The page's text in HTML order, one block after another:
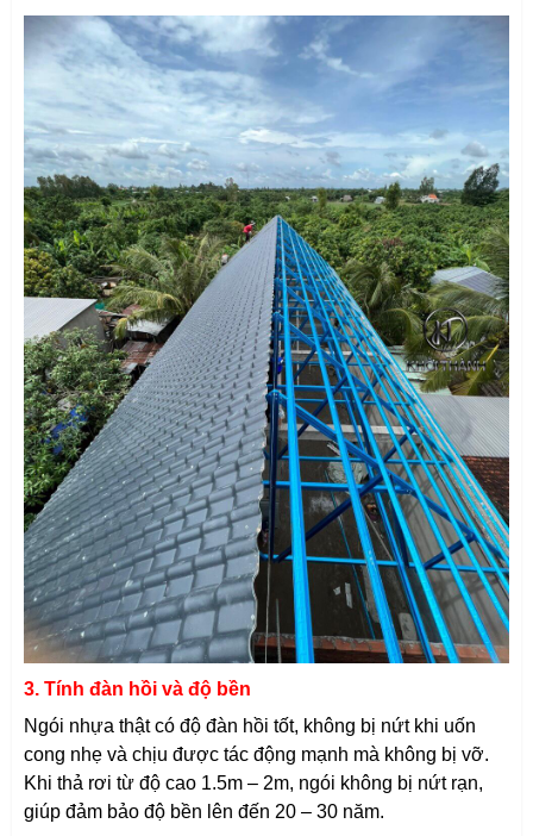
3. Tính đàn hồi và độ bền
Ngói nhựa thật có độ đàn hồi tốt, không bị nứt khi uốn
cong nhẹ và chịu được tác động mạnh mà không bị vỡ.
Khi thả rơi từ độ cao 1.5m – 2m, ngói không bị nứt rạn,
giúp đảm bảo độ bền lên đến 20 – 30 năm.